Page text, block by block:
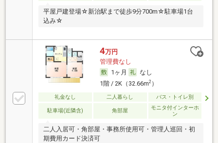
平屋戸建登場☆新治駅まで徒歩9分700m☆駐車場1台
込み☆
4万円
管理費なし
1ヶ月
なし
1階 / 2K（32.66m2）
礼金なし 二人暮らし バス・トイレ別
駐車場(近隣含) 角部屋
モニタ付インターホ
ン
二人入居可・角部屋・事務所使用可・管理人巡回・初
期費用カード決済可